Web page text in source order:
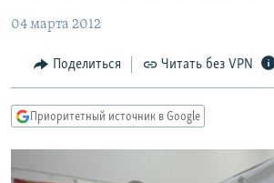
Вернутся
Вернутся
поиску
МНЕНИЯ
КУЛЬТУРА
КАВКАЗ.РЕАЛИИ
СЕВЕР.РЕАЛИИ
04 марта 2012
Поделиться Читать без VPN
Приоритетный источник в Google